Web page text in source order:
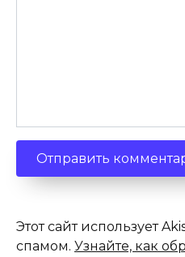
Этот сайт использует
спамом. Узнайте, как